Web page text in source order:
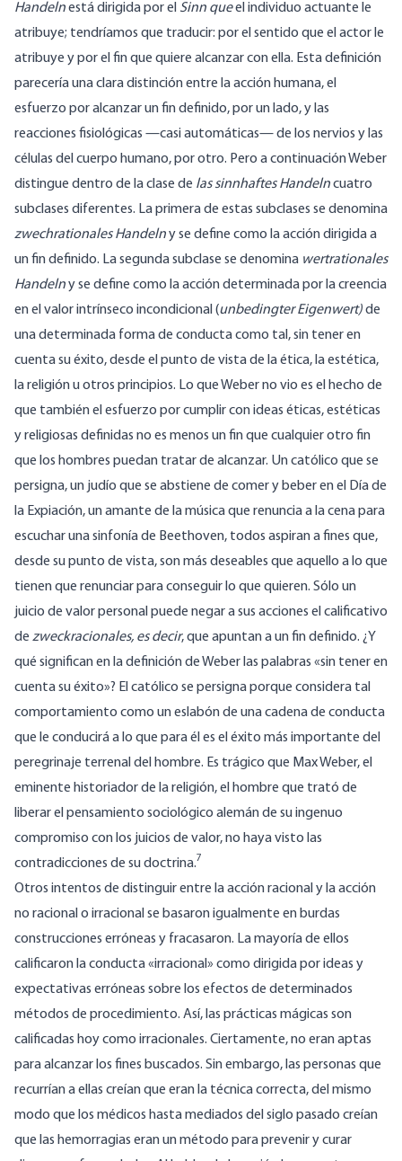
Handelnestá dirigida por el Sinn queel individuo actuante le
atribuye; tendríamos que traducir: por el sentido que el actor le
atribuye y por el fin que quiere alcanzar con ella. Esta definición
parecería una clara distinción entre la acción humana, el
esfuerzo por alcanzar un fin definido, por un lado, y las
reacciones fisiológicas —casi automáticas— de los nervios y las
células del cuerpo humano, por otro. Pero a continuación Weber
distingue dentro de la clase de las sinnhaftes Handelncuatro
subclases diferentes. La primera de estas subclases se denomina
zwechrationales Handelny se define como la acción dirigida a
un fin definido. La segunda subclase se denomina wertrationales
Handelny se define como la acción determinada por la creencia
en el valor intrínseco incondicional (unbedingter Eigenwert)de
una determinada forma de conducta como tal, sin tener en
cuenta su éxito, desde el punto de vista de la ética, la estética,
la religión u otros principios. Lo que Weber no vio es el hecho de
que también el esfuerzo por cumplir con ideas éticas, estéticas
y religiosas definidas no es menos un fin que cualquier otro fin
que los hombres puedan tratar de alcanzar. Un católico que se
persigna, un judío que se abstiene de comer y beber en el Día de
la Expiación, un amante de la música que renuncia a la cena para
escuchar una sinfonía de Beethoven, todos aspiran a fines que,
desde su punto de vista, son más deseables que aquello a lo que
tienen que renunciar para conseguir lo que quieren. Sólo un
juicio de valor personal puede negar a sus acciones el calificativo
de zweckracionales, es decir, que apuntan a un fin definido. ¿Y
qué significan en la definición de Weber las palabras «sin tener en
cuenta su éxito»? El católico se persigna porque considera tal
comportamiento como un eslabón de una cadena de conducta
que le conducirá a lo que para él es el éxito más importante del
peregrinaje terrenal del hombre. Es trágico que Max Weber, el
eminente historiador de la religión, el hombre que trató de
liberar el pensamiento sociológico alemán de su ingenuo
compromiso con los juicios de valor, no haya visto las
contradicciones de su doctrina.7
Otros intentos de distinguir entre la acción racional y la acción
no racional o irracional se basaron igualmente en burdas
construcciones erróneas y fracasaron. La mayoría de ellos
calificaron la conducta «irracional» como dirigida por ideas y
expectativas erróneas sobre los efectos de determinados
métodos de procedimiento. Así, las prácticas mágicas son
calificadas hoy como irracionales. Ciertamente, no eran aptas
para alcanzar los fines buscados. Sin embargo, las personas que
recurrían a ellas creían que eran la técnica correcta, del mismo
modo que los médicos hasta mediados del siglo pasado creían
que las hemorragias eran un método para prevenir y curar